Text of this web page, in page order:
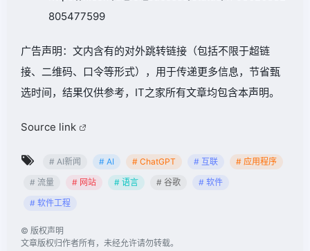
805477599
广告声明：文内含有的对外跳转链接（包括不限于超链
接、二维码、口令等形式），用于传递更多信息，节省甄
选时间，结果仅供参考，IT之家所有文章均包含本声明。
Source link
# AI新闻 # AI # ChatGPT # 互联
# 应用程序
# 流量
# 网站 # 语言 # 谷歌
# 软件
# 软件工程
© 版权声明
文章版权归作者所有，未经允许请勿转载。